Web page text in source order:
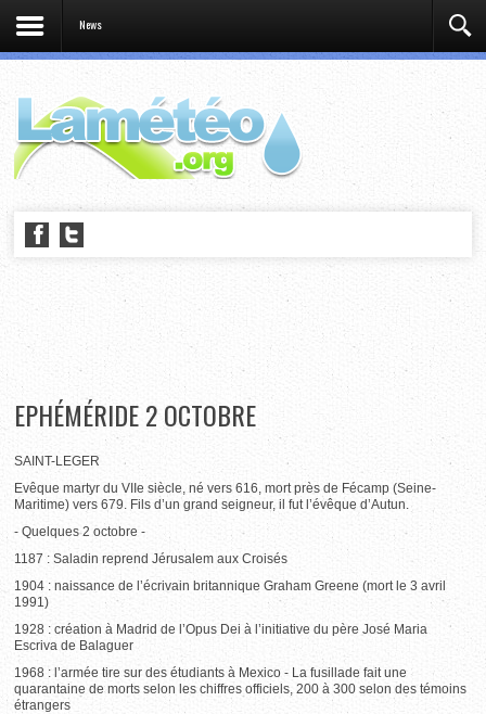
News
EPHÉMÉRIDE 2 OCTOBRE
SAINT-LEGER
Evêque martyr du VIIe siècle, né vers 616, mort près de Fécamp (Seine-
Maritime) vers 679. Fils d’un grand seigneur, il fut l’évêque d’Autun.
- Quelques 2 octobre -
1187 : Saladin reprend Jérusalem aux Croisés
1904 : naissance de l’écrivain britannique Graham Greene (mort le 3 avril
1991)
1928 : création à Madrid de l’Opus Dei à l’initiative du père José Maria
Escriva de Balaguer
1968 : l’armée tire sur des étudiants à Mexico - La fusillade fait une
quarantaine de morts selon les chiffres officiels, 200 à 300 selon des témoins
étrangers